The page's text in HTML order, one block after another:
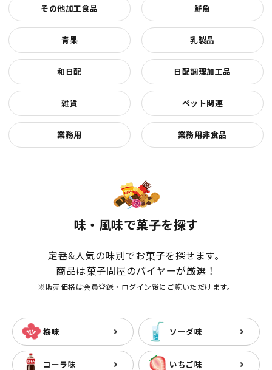
その他加工食品 鮮魚
青果 乳製品
和日配 日配調理加工品
雑貨 ペット関連
業務用 業務用非食品
味・風味で菓子を探す
定番&人気の味別でお菓子を探せます。
商品は菓子問屋のバイヤーが厳選！
※販売価格は会員登録・ログイン後にご覧いただけます。
梅味 ソーダ味
コーラ味 いちご味